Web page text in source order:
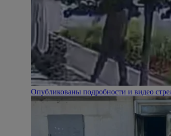
Опубликованы подробности и видео